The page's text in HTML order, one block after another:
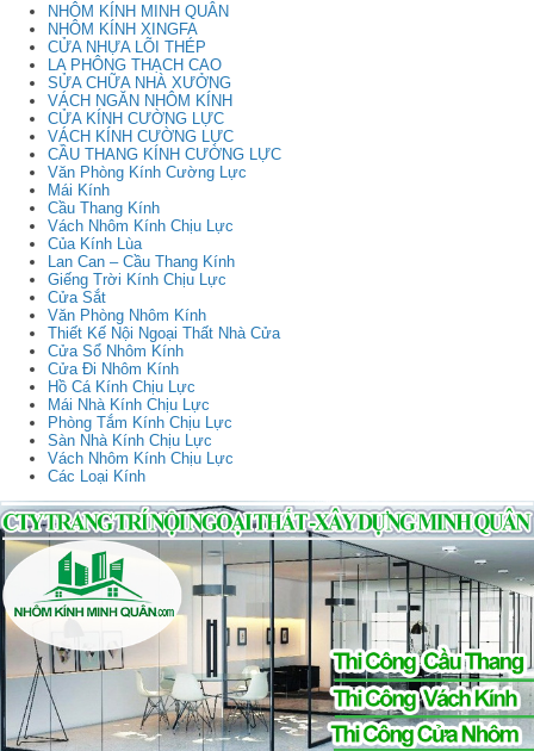
NHÔM KÍNH MINH QUÂN
NHÔM KÍNH XINGFA
CỬA NHỰA LÕI THÉP
LA PHÔNG THẠCH CAO
SỬA CHỮA NHÀ XƯỞNG
VÁCH NGĂN NHÔM KÍNH
CỬA KÍNH CƯỜNG LỰC
VÁCH KÍNH CƯỜNG LỰC
CẦU THANG KÍNH CƯỜNG LỰC
Văn Phòng Kính Cường Lực
Mái Kính
Cầu Thang Kính
Vách Nhôm Kính Chịu Lực
Của Kính Lùa
Lan Can – Cầu Thang Kính
Giếng Trời Kính Chịu Lực
Cửa Sắt
Văn Phòng Nhôm Kính
Thiết Kế Nội Ngoại Thất Nhà Cửa
Cửa Sổ Nhôm Kính
Cửa Đi Nhôm Kính
Hồ Cá Kính Chịu Lực
Mái Nhà Kính Chịu Lực
Phòng Tắm Kính Chịu Lực
Sàn Nhà Kính Chịu Lực
Vách Nhôm Kính Chịu Lực
Các Loại Kính